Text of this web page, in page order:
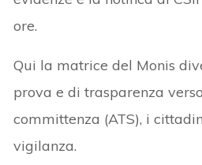
ore.
Qui la matrice del Monis
prova e di trasparenza
committenza (ATS), i
vigilanza.